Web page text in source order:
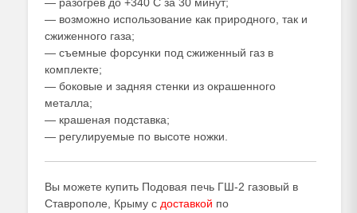
— возможно использование как природного, так и
сжиженного газа​;
— съемные форсунки под сжиженный газ в
комплекте;
— боковые и задняя стенки из окрашенного
металла;
— крашеная подставка;
— регулируемые по высоте ножки.
Вы можете купить Подовая печь ГШ-2 газовый в
Ставрополе, Крыму с доставкой по